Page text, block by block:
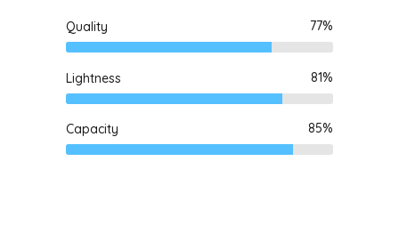
Quality 77
Lightness 81
Capacity 85